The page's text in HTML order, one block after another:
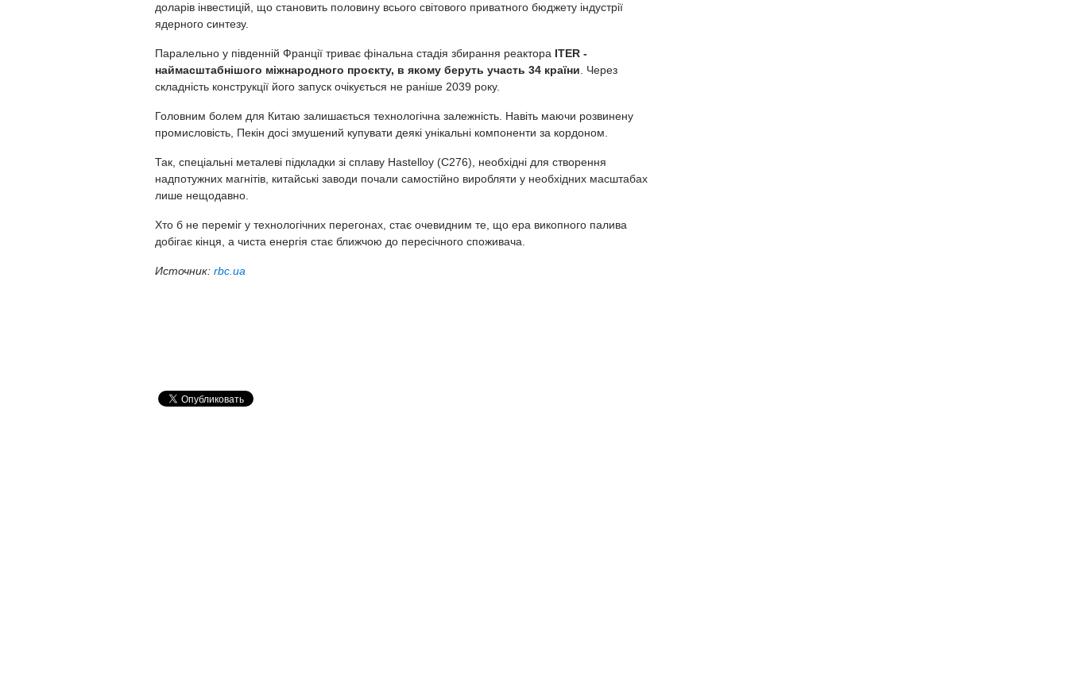
доларів інвестицій, що становить половину всього світового приватного бюджету індустрії
ядерного синтезу.
Паралельно у південній Франції триває фінальна стадія збирання реактора ITER -
наймасштабнішого міжнародного проєкту, в якому беруть участь 34 країни . Через
складність конструкції його запуск очікується не раніше 2039 року.
Головним болем для Китаю залишається технологічна залежність. Навіть маючи розвинену
промисловість, Пекін досі змушений купувати деякі унікальні компоненти за кордоном.
Так, спеціальні металеві підкладки зі сплаву Hastelloy (C276), необхідні для створення
надпотужних магнітів, китайські заводи почали самостійно виробляти у необхідних масштабах
лише нещодавно.
Хто б не переміг у технологічних перегонах, стає очевидним те, що ера викопного палива
добігає кінця, а чиста енергія стає ближчою до пересічного споживача.
Источник: rbc.ua